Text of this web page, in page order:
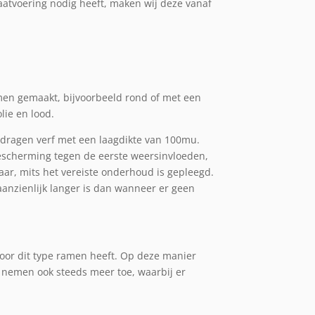
nodig heeft, maken wij deze vanaf
gemaakt, bijvoorbeeld rond of met een
en lood.
verf met een laagdikte van 100mu.
tegen de eerste weersinvloeden,
mits het vereiste onderhoud is gepleegd.
langer is dan wanneer er geen
dit type ramen heeft. Op deze manier
ook steeds meer toe, waarbij er